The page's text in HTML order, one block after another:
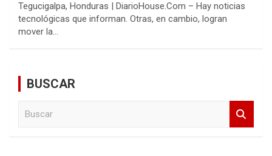
Tegucigalpa, Honduras | DiarioHouse.Com – Hay noticias
tecnológicas que informan. Otras, en cambio, logran
mover la…
BUSCAR